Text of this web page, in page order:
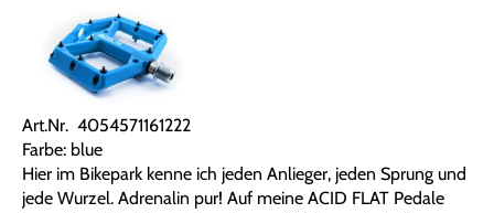
Art.Nr. 4054571161222
Farbe: blue
Hier im Bikepark kenne ich jeden Anlieger, jeden Sprung und
jede Wurzel. Adrenalin pur! Auf meine ACID FLAT Pedale